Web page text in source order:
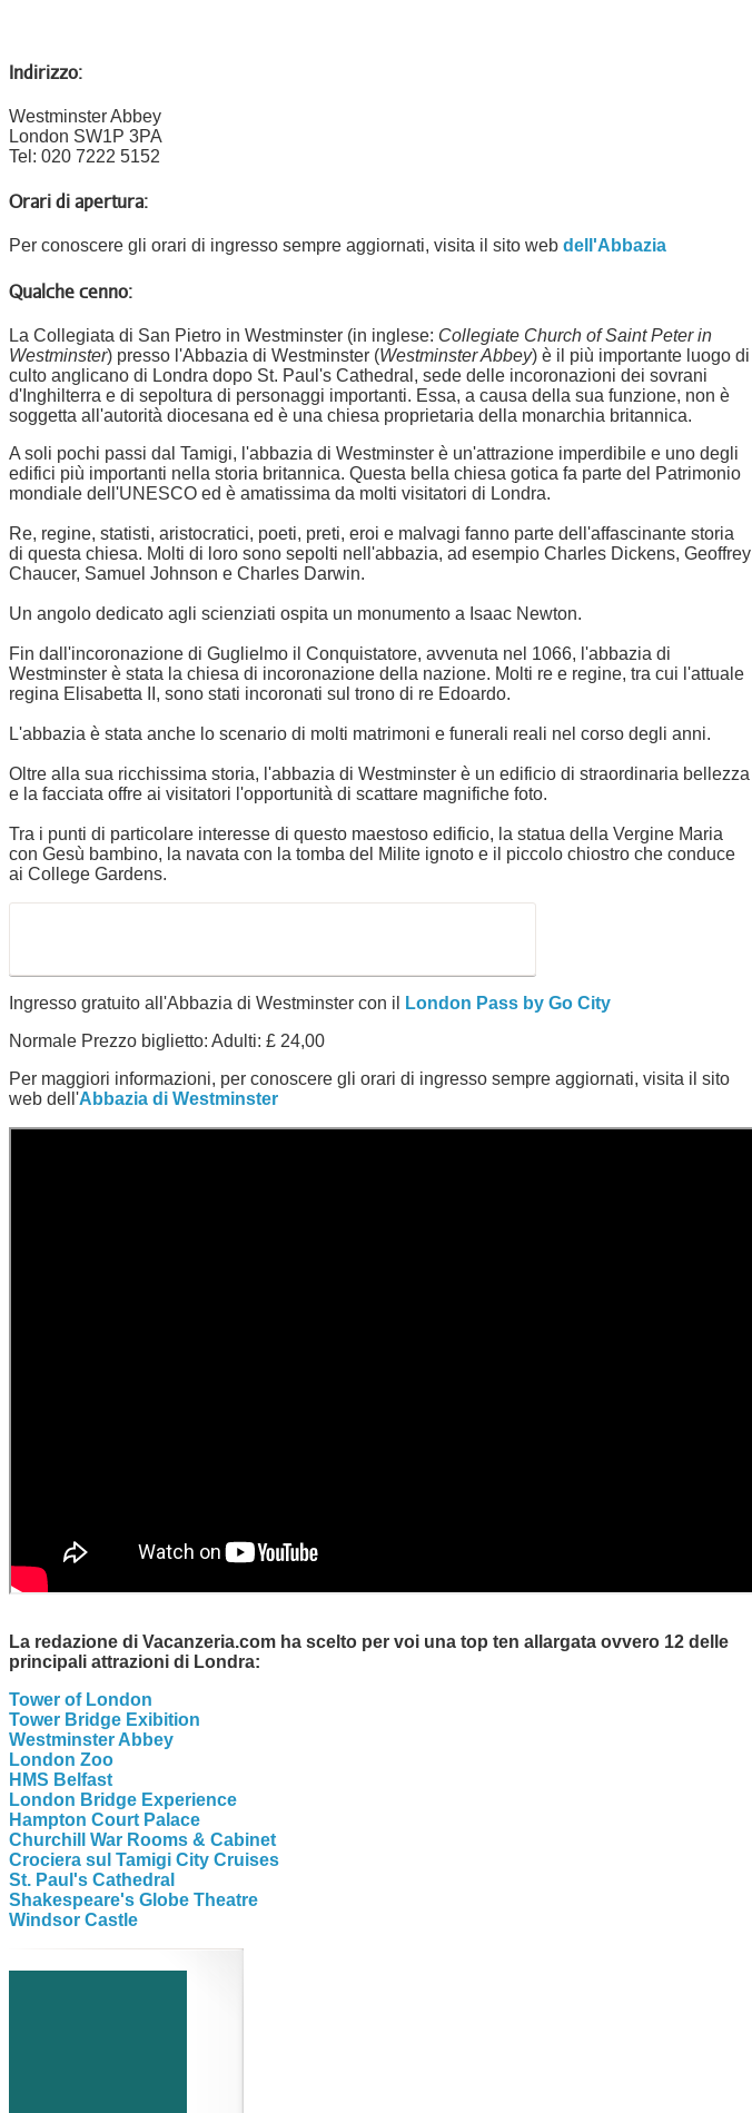
Indirizzo:
Westminster Abbey
London SW1P 3PA
Tel: 020 7222 5152
Orari di apertura:
Per conoscere gli orari di ingresso sempre aggiornati, visita il sito web dell'Abbazia
Qualche cenno:
La Collegiata di San Pietro in Westminster (in inglese: Collegiate Church of Saint Peter in
Westminster) presso l'Abbazia di Westminster (Westminster Abbey) è il più importante luogo di
culto anglicano di Londra dopo St. Paul's Cathedral, sede delle incoronazioni dei sovrani
d'Inghilterra e di sepoltura di personaggi importanti. Essa, a causa della sua funzione, non è
soggetta all'autorità diocesana ed è una chiesa proprietaria della monarchia britannica.
A soli pochi passi dal Tamigi, l'abbazia di Westminster è un'attrazione imperdibile e uno degli
edifici più importanti nella storia britannica. Questa bella chiesa gotica fa parte del Patrimonio
mondiale dell'UNESCO ed è amatissima da molti visitatori di Londra.
Re, regine, statisti, aristocratici, poeti, preti, eroi e malvagi fanno parte dell'affascinante storia
di questa chiesa. Molti di loro sono sepolti nell'abbazia, ad esempio Charles Dickens, Geoffrey
Chaucer, Samuel Johnson e Charles Darwin.
Un angolo dedicato agli scienziati ospita un monumento a Isaac Newton.
Fin dall'incoronazione di Guglielmo il Conquistatore, avvenuta nel 1066, l'abbazia di
Westminster è stata la chiesa di incoronazione della nazione. Molti re e regine, tra cui l'attuale
regina Elisabetta II, sono stati incoronati sul trono di re Edoardo.
L'abbazia è stata anche lo scenario di molti matrimoni e funerali reali nel corso degli anni.
Oltre alla sua ricchissima storia, l'abbazia di Westminster è un edificio di straordinaria bellezza
e la facciata offre ai visitatori l'opportunità di scattare magnifiche foto.
Tra i punti di particolare interesse di questo maestoso edificio, la statua della Vergine Maria
con Gesù bambino, la navata con la tomba del Milite ignoto e il piccolo chiostro che conduce
ai College Gardens.
Ingresso gratuito all'Abbazia di Westminster con il
London Pass by Go City
Normale Prezzo biglietto: Adulti: £ 24,00
Per maggiori informazioni, per conoscere gli orari di ingresso sempre aggiornati, visita il sito
web dell'Abbazia di Westminster
La redazione di Vacanzeria.com ha scelto per voi una top ten allargata ovvero 12 delle
principali attrazioni di Londra:
Tower of London
Tower Bridge Exibition
Westminster Abbey
London Zoo
HMS Belfast
London Bridge Experience
Hampton Court Palace
Churchill War Rooms & Cabinet
Crociera sul Tamigi City Cruises
St. Paul's Cathedral
Shakespeare's Globe Theatre
Windsor Castle